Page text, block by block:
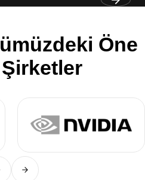
Öne
Şirketler